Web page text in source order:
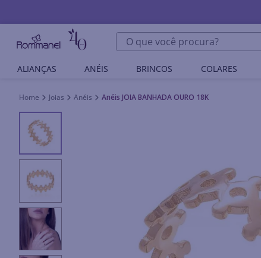
O que você procura?
ALIANÇAS ANÉIS BRINCOS COLARES
Joias Anéis Anéis JOIA BANHADA OURO 18K